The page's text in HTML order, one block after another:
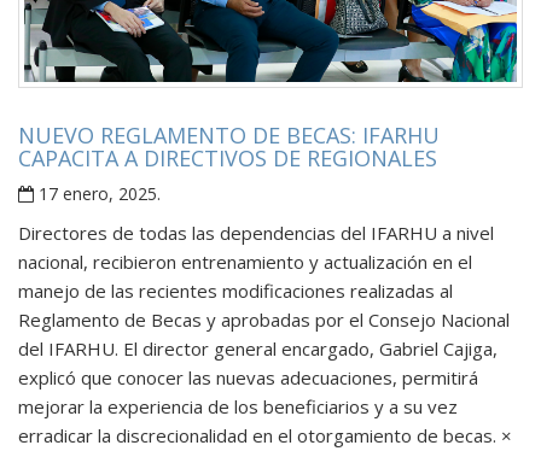
NUEVO REGLAMENTO DE BECAS: IFARHU
CAPACITA A DIRECTIVOS DE REGIONALES
17 enero, 2025.
Directores de todas las dependencias del IFARHU a nivel
nacional, recibieron entrenamiento y actualización en el
manejo de las recientes modificaciones realizadas al
Reglamento de Becas y aprobadas por el Consejo Nacional
del IFARHU. El director general encargado, Gabriel Cajiga,
explicó que conocer las nuevas adecuaciones, permitirá
mejorar la experiencia de los beneficiarios y a su vez
erradicar la discrecionalidad en el otorgamiento de becas. ×